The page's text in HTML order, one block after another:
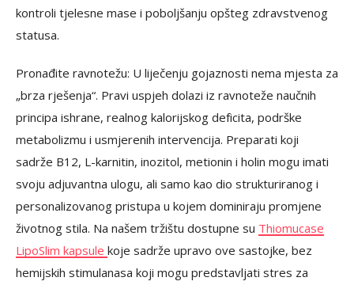
kontroli tjelesne mase i poboljšanju opšteg zdravstvenog
statusa.
Pronađite ravnotežu: U liječenju gojaznosti nema mjesta za
„brza rješenja“. Pravi uspjeh dolazi iz ravnoteže naučnih
principa ishrane, realnog kalorijskog deficita, podrške
metabolizmu i usmjerenih intervencija. Preparati koji
sadrže B12, L-karnitin, inozitol, metionin i holin mogu imati
svoju adjuvantna ulogu, ali samo kao dio strukturiranog i
personalizovanog pristupa u kojem dominiraju promjene
životnog stila. Na našem tržištu dostupne su Thiomucase
LipoSlim kapsule koje sadrže upravo ove sastojke, bez
hemijskih stimulanasa koji mogu predstavljati stres za